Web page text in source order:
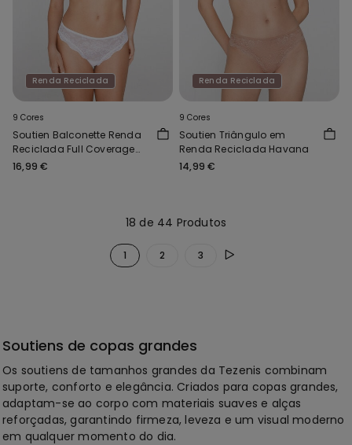
Renda Reciclada
9 Cores
Soutien Balconette Renda
Reciclada Full Coverage
Prague
16,99 €
Renda Reciclada
9 Cores
Soutien Triângulo em
Renda Reciclada Havana
14,99 €
18 de 44 Produtos
1 2 3
Soutiens de copas grandes
Os soutiens de tamanhos grandes da Tezenis combinam
suporte, conforto e elegância. Criados para copas grandes,
adaptam-se ao corpo com materiais suaves e alças
reforçadas, garantindo firmeza, leveza e um visual moderno
em qualquer momento do dia.